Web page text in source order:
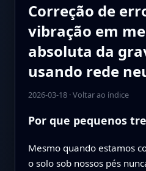
Correção de
vibração em
absoluta da
usando rede
2026-03-18·Voltar ao índice
Por que pequenos
Mesmo quando estamos
o solo sob nossos pés